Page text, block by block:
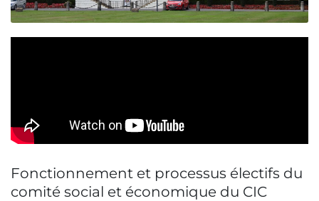
Fonctionnement et processus électifs du
comité social et économique du CIC